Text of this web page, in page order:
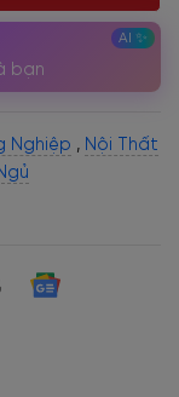
bạn
Nghiệp , Nội Thất